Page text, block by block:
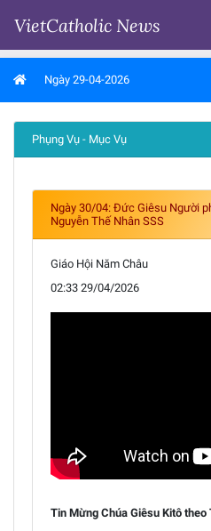
VietCatholic News
Ngày 29-04-2026
Phụng Vụ - Mục Vụ
Ngày 30/04: Đức Giêsu Người
Nguyễn Thế Nhân SSS
Giáo Hội Năm Châu
02:33 29/04/2026
Tin Mừng Chúa Giêsu Kitô theo